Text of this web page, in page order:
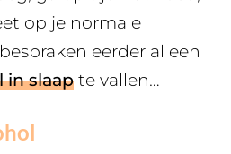
op je normale
eerder al een
in slaap te vallen…